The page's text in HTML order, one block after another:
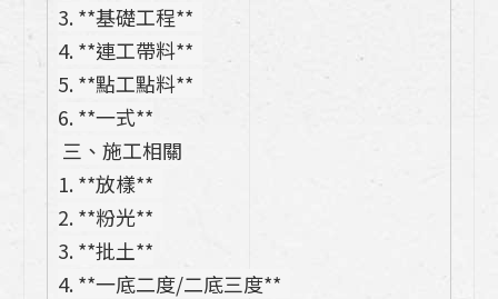
【02熱愛生活的人&TAKARA琺瑯廚具】三
代同堂全家歡
【01熱愛生活的人&TAKARA琺瑯廚具】在
退休之後懂得開始享受人生
什麼樣的室內設計適合我家呢?裝潢攻
略!!2025 空間設計案例，新屋/翻修/自地
自建裝潢攻略!!
3. **基礎工程**
4. **連工帶料**
5. **點工點料**
6. **一式**
三、施工相關
1. **放樣**
2. **粉光**
3. **批土**
4. **一底二度/二底三度**